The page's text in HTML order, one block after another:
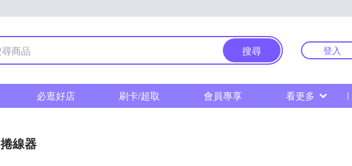
搜尋 登入
必逛好店 刷卡/超取 會員專享 看更多
捲線器